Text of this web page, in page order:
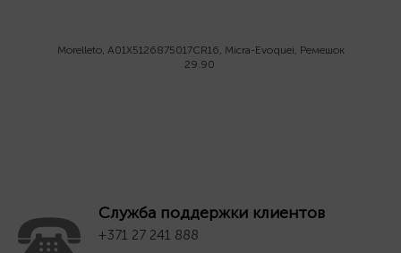
Morelleto, A01X5126875017CR16, Micra-Evoquei, Ремешок
29.90
Служба поддержки клиентов
+371 27 241 888